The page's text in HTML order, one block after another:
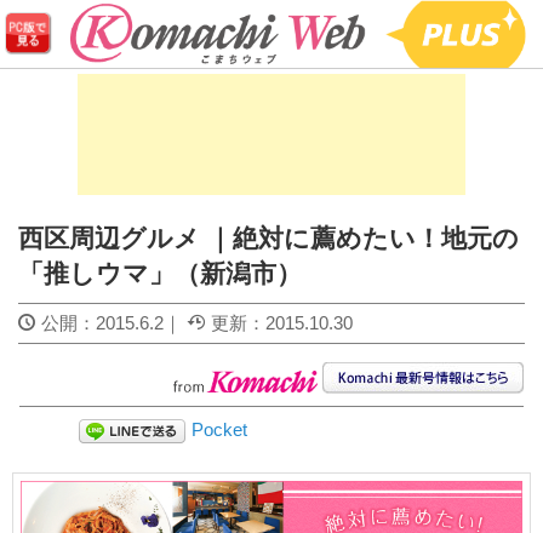
西区周辺グルメ ｜絶対に薦めたい！地元の
「推しウマ」（新潟市）
公開： 2015.6.2 ｜ 更新： 2015.10.30
Pocket